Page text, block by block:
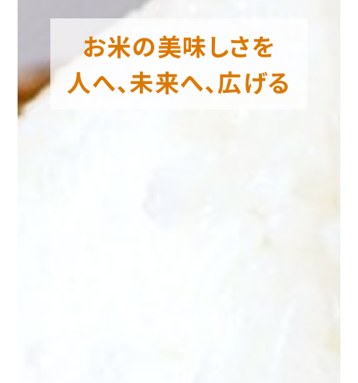
お米の美味しさを
人へ、未来へ、広げる